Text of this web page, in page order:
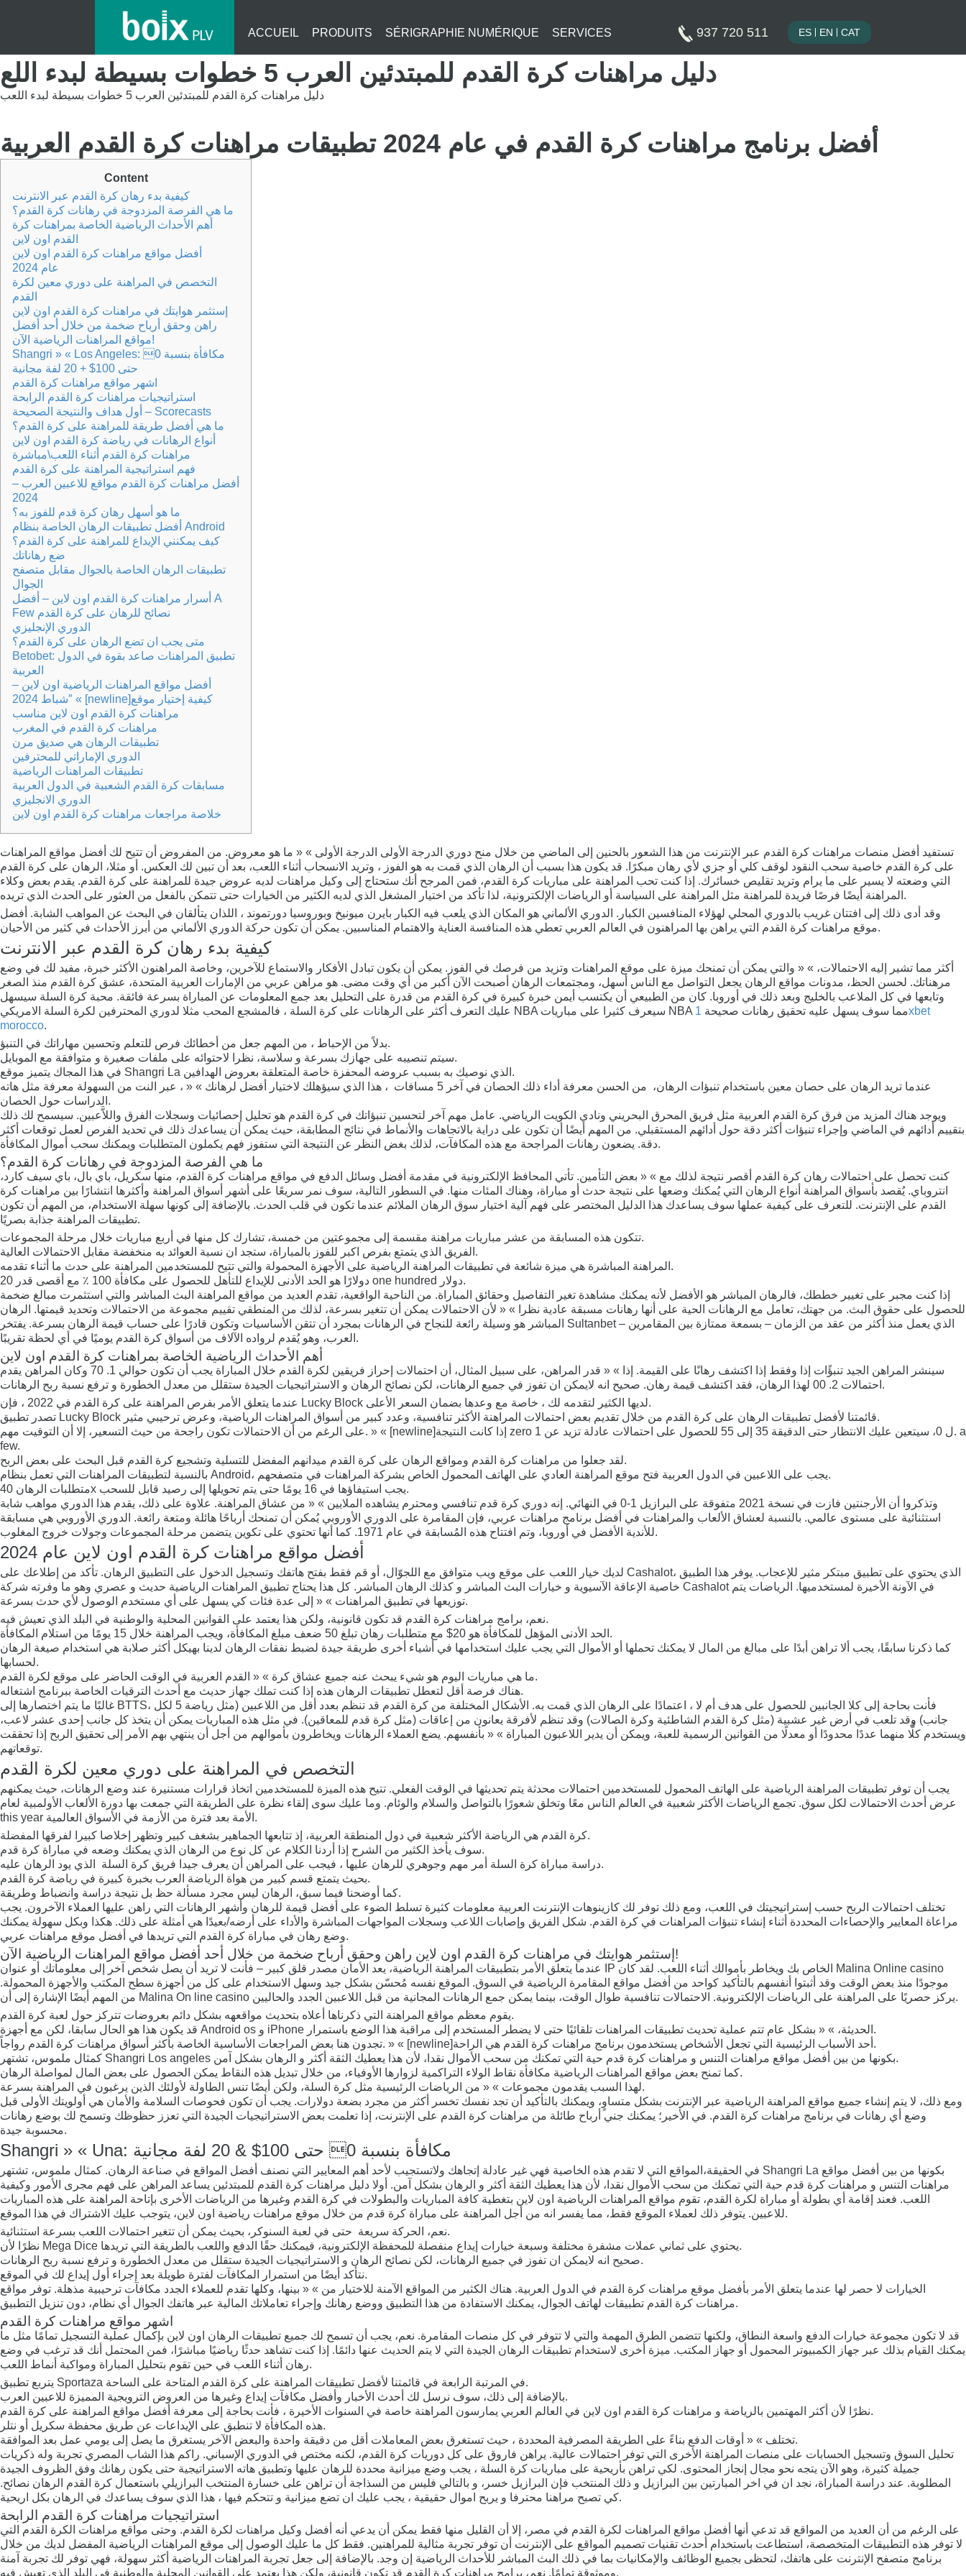
ACCUEIL PRODUITS SÉRIGRAPHIE NUMÉRIQUE SERVICES 937 720 511 ES EN CAT
دليل مراهنات كرة القدم للمبتدئين العرب 5 خطوات بسيطة لبدء اللع
دليل مراهنات كرة القدم للمبتدئين العرب 5 خطوات بسيطة لبدء اللعب
أفضل برنامج مراهنات كرة القدم في عام 2024 تطبيقات مراهنات كرة القدم العربية
Content
كيفية بدء رهان كرة القدم عبر الانترنت
ما هي الفرصة المزدوجة في رهانات كرة القدم؟
أهم الأحداث الرياضية الخاصة بمراهنات كرة
القدم اون لاين
أفضل مواقع مراهنات كرة القدم اون لاين
عام 2024
التخصص في المراهنة على دوري معين لكرة
القدم
إستثمر هوايتك في مراهنات كرة القدم اون لاين
راهن وحقق أرباح ضخمة من خلال أحد أفضل
مواقع المراهنات الرياضية الآن!
Shangri » « Los Angeles: مكافأة بنسبة 0
حتى 100$ + 20 لفة مجانية
اشهر مواقع مراهنات كرة القدم
استراتيجيات مراهنات كرة القدم الرابحة
أول هداف والنتيجة الصحيحة – Scorecasts
ما هي أفضل طريقة للمراهنة على كرة القدم؟
أنواع الرهانات في رياضة كرة القدم اون لاين
مراهنات كرة القدم أثناء اللعب\مباشرة
فهم استراتيجية المراهنة على كرة القدم
أفضل مراهنات كرة القدم مواقع للاعبين العرب –
2024
ما هو أسهل رهان كرة قدم للفوز به؟
أفضل تطبيقات الرهان الخاصة بنظام Android
كيف يمكنني الإيداع للمراهنة على كرة القدم؟
ضع رهاناتك
تطبيقات الرهان الخاصة بالجوال مقابل متصفح
الجوال
أسرار مراهنات كرة القدم اون لاين – أفضل A
Few نصائح للرهان على كرة القدم
الدوري الإنجليزي
متى يجب ان تضع الرهان على كرة القدم؟
Betobet: تطبيق المراهنات صاعد بقوة في الدول
العربية
أفضل مواقع المراهنات الرياضية اون لاين –
شباط 2024″ « [newline]كيفية إختيار موقع
مراهنات كرة القدم اون لاين مناسب
مراهنات كرة القدم في المغرب
تطبيقات الرهان هي صديق مرن
الدوري الإماراتي للمحترفين
تطبيقات المراهنات الرياضية
مسابقات كرة القدم الشعبية في الدول العربية
الدوري الانجليزي
خلاصة مراجعات مراهنات كرة القدم اون لاين
تستفيد أفضل منصات مراهنات كرة القدم عبر الإنترنت من هذا الشعور بالحنين إلى الماضي من خلال منح دوري الدرجة الأولى الدرجة الأولى » « ما هو معروض. من المفروض أن تتيح لك أفضل مواقع المراهنات
على كرة القدم خاصية سحب النقود لوقف كلي أو جزي لأي رهان مبكرًا. قد يكون هذا بسبب أن الرهان الذي قمت به هو الفوز ، وتريد الانسحاب أثناء اللعب، بعد أن تبين لك العكس. أو مثلا، الرهان على كرة القدم
التي وضعته لا يسير على ما يرام وتريد تقليص خسائرك. إذا كنت تحب المراهنة على مباريات كرة القدم، فمن المرجح أنك ستحتاج إلى وكيل مراهنات لديه عروض جيدة للمراهنة على كرة القدم. يقدم بعض وكلاء
المراهنة أيضًا فرصًا فريدة للمراهنة مثل المراهنة على السياسة أو الرياضات الإلكترونية، لذا تأكد من اختيار المشغل الذي لديه الكثير من الخيارات حتى تتمكن بالفعل من العثور على الحدث الذي تريده.
وقد أدى ذلك إلى افتتان غريب بالدوري المحلي لهؤلاء المنافسين الكبار. الدوري الألماني هو المكان الذي يلعب فيه الكبار بايرن ميونيخ وبوروسيا دورتموند ، اللذان يتألقان في البحث عن المواهب الشابة. أفضل
موقع مراهنات كرة القدم التي يراهن بها المراهنون في العالم العربي تعطي هذه المنافسة العناية والاهتمام المناسبين. يمكن أن تكون حركة الدوري الألماني من أبرز الأحداث في كثير من الأحيان.
كيفية بدء رهان كرة القدم عبر الانترنت
أكثر مما تشير إليه الاحتمالات، » « والتي يمكن أن تمنحك ميزة على موقع المراهنات وتزيد من فرصك في الفوز. يمكن أن يكون تبادل الأفكار والاستماع للآخرين، وخاصة المراهنون الأكثر خبرة، مفيد لك في وضع
مرهناتك. لحسن الحظ، مدونات مواقع الرهان يجعل التواصل مع الناس أسهل، ومجتمعات الرهان أصبحت الآن أكبر من أي وقت مضى. هو مراهن عربي من الإمارات العربية المتحدة، عشق كرة القدم منذ الصغر
وتابعها في كل الملاعب بالخليج وبعد ذلك في أوروبا. كان من الطبيعي أن يكتسب أيمن خبرة كبيرة في كرة القدم من قدرة على التحليل بعد جمع المعلومات عن المباراة بسرعة فائقة. محبة كرة السلة سيسهل
عليك التعرف أكثر على الرهانات على كرة السلة ، فالمشجع المحب مثلا لدوري المحترفين لكرة السلة الامريكي NBA سيعرف كثيرا على مباريات NBA مما سوف يسهل عليه تحقيق رهانات صحيحة 1xbet
morocco.
بدلاً من الإحباط ، من المهم جعل من أخطائك فرص للتعلم وتحسين مهاراتك في التنبؤ.
سيتم تنصيبه على جهازك بسرعة و سلاسة، نظرا لاحتوائه على ملفات صغيرة و متوافقة مع الموبايل.
في هذا المجاك يتميز موقع Shangri La الذي نوصيك به بسبب عروضه المحفزة خاصة المتعلقة بعروض الهدافين.
عندما تريد الرهان على حصان معين باستخدام تنبؤات الرهان، من الحسن معرفة أداء ذلك الحصان في آخر 5 مسافات ، هذا الذي سيؤهلك لاختيار أفضل لرهانك » « ، عبر النت من السهولة معرفة مثل هاته
الدراسات حول الحصان.
ويوجد هناك المزيد من فرق كرة القدم العربية مثل فريق المحرق البحريني ونادي الكويت الرياضي. عامل مهم آخر لتحسين تنبؤاتك في كرة القدم هو تحليل إحصائيات وسجلات الفرق واللاَّعبين. سيسمح لك ذلك
بتقييم أدائهم في الماضي وإجراء تنبؤات أكثر دقة حول أدائهم المستقبلي. من المهم أيضًا أن تكون على دراية بالاتجاهات والأنماط في نتائج المطابقة، حيث يمكن أن يساعدك ذلك في تحديد الفرص لعمل توقعات أكثر
دقة. يضعون رهانات المراجحة مع هذه المكافآت، لذلك بغض النظر عن النتيجة التي ستفوز فهم يكملون المتطلبات ويمكنك سحب أموال المكافأة.
ما هي الفرصة المزدوجة في رهانات كرة القدم؟
كنت تحصل على احتمالات رهان كرة القدم أقصر نتيجة لذلك مع » « بعض التأمين. تأتي المحافظ الإلكترونية في مقدمة أفضل وسائل الدفع في مواقع مراهنات كرة القدم، منها سكريل، باي بال، باي سيف كارد،
انتروباي. يُقصد بأسواق المراهنة أنواع الرهان التي يُمكنك وضعها على نتيجة حدث أو مباراة، وهناك المئات منها. في السطور التالية، سوف نمر سريعًا على أشهر أسواق المراهنة وأكثرها انتشارًا بين مراهنات كرة
القدم على الإنترنت. للتعرف على كيفية عملها سوف يساعدك هذا الدليل المختصر على فهم آلية اختيار سوق الرهان الملائم عندما تكون في قلب الحدث. بالإضافة إلى كونها سهلة الاستخدام، من المهم أن تكون
تطبيقات المراهنة جذابة بصريًا.
تتكون هذه المسابقة من عشر مباريات مراهنة مقسمة إلى مجموعتين من خمسة، تشارك كل منها في أربع مباريات خلال مرحلة المجموعات.
الفريق الذي يتمتع بفرص اكبر للفوز بالمباراة، ستجد ان نسبة العوائد به منخفضة مقابل الاحتمالات العالية.
المراهنة المباشرة هي ميزة شائعة في تطبيقات المراهنة الرياضية على الأجهزة المحمولة والتي تتيح للمستخدمين المراهنة على حدث ما أثناء تقدمه.
20 دولارًا هو الحد الأدنى للإيداع للتأهل للحصول على مكافأة 100 ٪ مع أقصى قدر one hundred دولار.
إذا كنت مجبر على تغيير خططك، فالرهان المباشر هو الأفضل لأنه يمكنك مشاهدة تغير التفاصيل وحقائق المباراة. من الناحية الواقعية، تقدم العديد من مواقع المراهنة البث المباشر والتي استثمرت مبالغ ضخمة
للحصول على حقوق البث. من جهتك، تعامل مع الرهانات الحية على أنها رهانات مسبقة عادية نظرا » « لأن الاحتمالات يمكن أن تتغير بسرعة، لذلك من المنطقي تقييم مجموعة من الاحتمالات وتحديد قيمتها. الرهان
المباشر هو وسيلة رائعة للنجاح في الرهانات بمجرد أن تتقن الأساسيات وتكون قادرًا على حساب قيمة الرهان بسرعة. يفتخر Sultanbet – الذي يعمل منذ أكثر من عقد من الزمان – بسمعة ممتازة بين المقامرين
العرب، وهو يُقدم لرواده الآلاف من أسواق كرة القدم يوميًا في أي لحظة تقريبًا.
أهم الأحداث الرياضية الخاصة بمراهنات كرة القدم اون لاين
سينشر المراهن الجيد تنبؤًات إذا وفقط إذا اكتشف رهانًا على القيمة. إذا » « قدر المراهن، على سبيل المثال، أن احتمالات إحراز فريقين لكرة القدم خلال المباراة يجب أن تكون حوالي 1. 70 وكان المراهن يقدم
احتمالات 2. 00 لهذا الرهان، فقد اكتشف قيمة رهان. صحيح انه لايمكن ان تفوز في جميع الرهانات، لكن نصائح الرهان و الاستراتيجيات الجيدة ستقلل من معدل الخطورة و ترفع نسبة ربح الرهانات.
عندما يتعلق الأمر بفرص المراهنة على كرة القدم في 2022 ، فإن Lucky Block لديها الكثير لتقدمه لك ، خاصة مع وعدها بضمان السعر الأعلى.
تصدر تطبيق Lucky Block قائمتنا لأفضل تطبيقات الرهان على كرة القدم من خلال تقديم بعض احتمالات المراهنة الأكثر تنافسية، وعدد كبير من أسواق المراهنات الرياضية، وعرض ترحيبي مثير.
على الرغم من أن الاحتمالات تكون راجحة من حيث التسعير، إلا أن التوقيت مهم. » « [newline]إذا كانت النتيجة zero ل 0، سيتعين عليك الانتظار حتى الدقيقة 35 إلى 55 للحصول على احتمالات عادلة تزيد عن 1. a
few.
لقد جعلوا من مراهنات كرة القدم ومواقع الرهان على كرة القدم ميدانهم المفضل للتسلية وتشجيع كرة القدم قبل البحث على بعض الربح.
بالنسبة لتطبيقات المراهنات التي تعمل بنظام Android، يجب على اللاعبين في الدول العربية فتح موقع المراهنة العادي على الهاتف المحمول الخاص بشركة المراهنات في متصفحهم.
متطلبات الرهان 40x يجب استيفاؤها في 16 يومًا حتى يتم تحويلها إلى رصيد قابل للسحب.
وتذكروا أن الأرجنتين فازت في نسخة 2021 متفوقة على البرازيل 1-0 في النهائي. إنه دوري كرة قدم تنافسي ومحترم يشاهده الملايين » « من عشاق المراهنة. علاوة على ذلك، يقدم هذا الدوري مواهب شابة
استثنائية على مستوى عالمي. بالنسبة لعشاق الألعاب والمراهنات في أفضل برنامج مراهنات عربي، فإن المقامرة على الدوري الأوروبي يُمكن أن تمنحك أرباحًا هائلة ومتعة رائعة. الدوري الأوروبي هي مسابقة
للأندية الأفضل في أوروبا، وتم افتتاح هذه المُسابقة في عام 1971. كما أنها تحتوي على تكوين يتضمن مرحلة المجموعات وجولات خروج المغلوب.
أفضل مواقع مراهنات كرة القدم اون لاين عام 2024
لديك خيار اللعب على موقع ويب متوافق مع اللجوّال، أو قم فقط بفتح هاتفك وتسجيل الدخول على التطبيق الرهان. تأكد من إطلاعك على Cashalot، الذي يحتوي على تطبيق مبتكر مثير للإعجاب. يوفر هذا الطبيق
خاصية الإعاقة الآسيوية و خيارات البث المباشر و كذلك الرهان المباشر. كل هذا يحتاج تطبيق المراهنات الرياضية حديث و عصري وهو ما وفرته شركة Cashalot في الآونة الأخيرة لمستخدميها. الرياضات يتم
توزيعها في تطبيق المراهنات » « إلى عدة فئات كي يسهل على أي مستخدم الوصول لأي حدث بسرعة.
نعم، برامج مراهنات كرة القدم قد تكون قانونية، ولكن هذا يعتمد على القوانين المحلية والوطنية في البلد الذي تعيش فيه.
الحد الأدنى المؤهل للمكافأة هو 20$ مع متطلبات رهان تبلغ 50 ضعف مبلغ المكافأة، ويجب المراهنة خلال 15 يومًا من استلام المكافأة.
كما ذكرنا سابقًا، يجب ألا تراهن أبدًا على مبالغ من المال لا يمكنك تحملها أو الأموال التي يجب عليك استخدامها في أشياء أخرى طريقة جيدة لضبط نفقات الرهان لدينا بهيكل أكثر صلابة هي استخدام صيغة الرهان
لحسابها.
ما هي مباريات اليوم هو شيء يبحث عنه جميع عشاق كرة » « القدم العربية في الوقت الحاضر على موقع لكرة القدم.
هناك فرصة أقل لتعطل تطبيقات الرهان هذه إذا كنت تملك جهاز حديث مع أحدث الترقيات الخاصة ببرنامج اشتغاله.
غالبًا ما يتم اختصارها إلى BTTS، فأنت بحاجة إلى كلا الجانبين للحصول على هدف أم لا ، اعتمادًا على الرهان الذي قمت به. الأشكال المختلفة من كرة القدم قد تنظم بعدد أقل من اللاعبين (مثل رياضة 5 لكل
جانب) وقد تلعب في أرض غير عشبية (مثل كرة القدم الشاطئية وكرة الصالات) وقد تنظم لأفرقة يعانون من إعاقات (مثل كرة قدم للمعاقين). في مثل هذه المباريات يمكن أن يتخذ كل جانب إحدى عشر لاعب،
ويستخدم كلًّا منهما عددًا محدودًا أو معدلًا من القوانين الرسمية للعبة، ويمكن أن يدير اللاعبون المباراة » « بأنفسهم. يضع العملاء الرهانات ويخاطرون بأموالهم من أجل أن ينتهي بهم الأمر إلى تحقيق الربح إذا تحققت
توقعاتهم.
التخصص في المراهنة على دوري معين لكرة القدم
يجب أن توفر تطبيقات المراهنة الرياضية على الهاتف المحمول للمستخدمين احتمالات محدثة يتم تحديثها في الوقت الفعلي. تتيح هذه الميزة للمستخدمين اتخاذ قرارات مستنيرة عند وضع الرهانات، حيث يمكنهم
عرض أحدث الاحتمالات لكل سوق. تجمع الرياضات الأكثر شعبية في العالم الناس معًا وتخلق شعورًا بالتواصل والسلام والوئام. وما عليك سوى إلقاء نظرة على الطريقة التي جمعت بها دورة الألعاب الأولمبية لعام
this year الأمة بعد فترة من الأزمة في الأسواق العالمية.
كرة القدم هي الرياضة الأكثر شعبية في دول المنطقة العربية، إذ تتابعها الجماهير بشغف كبير وتظهر إخلاصا كبيرا لفرقها المفضلة.
سوف يأخذ الكثير من الشرح إذا أردنا الكلام عن كل نوع من الرهان الذي يمكنك وضعه في مباراة كرة قدم.
دراسة مباراة كرة السلة أمر مهم وجوهري للرهان عليها ، فيجب على المراهن أن يعرف جيدا فريق كرة السلة الذي يود الرهان عليه.
بحيث يتمتع قسم كبير من هواة الرياضة العرب بخبرة كبيرة في رياضة كرة القدم.
كما أوضحنا فيما سبق، الرهان ليس مجرد مسألة حظ بل نتيجة دراسة وانضباط وطريقة.
تختلف احتمالات الربح حسب إستراتيجيتك في اللعب، ومع ذلك توفر لك كازينوهات الإنترنت العربية معلومات كثيرة تسلط الضوء على أفضل قيمة للرهان وأشهر الرهانات التي راهن عليها العملاء الآخرون. يجب
مراعاة المعايير والإحصاءات المحددة أثناء إنشاء تنبؤات المراهنات في كرة القدم. شكل الفريق وإصابات اللاعب وسجلات المواجهات المباشرة والأداء على أرضه/بعيدًا هي أمثلة على ذلك. هكذا وبكل سهولة يمكنك
وضع رهان في مباراة كرة القدم التي تريدها في أفضل موقع مراهنات عربي.
إستثمر هوايتك في مراهنات كرة القدم اون لاين راهن وحقق أرباح ضخمة من خلال أحد أفضل مواقع المراهنات الرياضية الآن!
عندما يتعلق الأمر بتطبيقات المراهنة الرياضية، يعد الأمان مصدر قلق كبير – فأنت لا تريد أن يصل شخص آخر إلى معلوماتك أو عنوان IP الخاص بك ويخاطر بأموالك أثناء اللعب. لقد كان Malina Online casino
موجودًا منذ بعض الوقت وقد أثبتوا أنفسهم بالتأكيد كواحد من أفضل مواقع المقامرة الرياضية في السوق. الموقع نفسه مُحسّن بشكل جيد وسهل الاستخدام على كل من أجهزة سطح المكتب والأجهزة المحمولة.
من المهم أيضًا الإشارة إلى أن Malina On line casino يركز حصريًا على المراهنة على الرياضات الإلكترونية. الاحتمالات تنافسية طوال الوقت، بينما يمكن جمع الرهانات المجانية من قبل اللاعبين الجدد والحاليين.
يقوم معظم مواقع المراهنة التي ذكرناها أعلاه بتحديث مواقعهه بشكل دائم بعروضات تتركز حول لعبة كرة القدم.
قد يكون هذا هو الحال سابقا، لكن مع أجهزة Android os و iPhone الحديثة، » « بشكل عام تتم عملية تحديث تطبيقات المراهنات تلقائيًا حتى لا يضطر المستخدم إلى مراقبة هذا الوضع باستمرار.
تجدون هنا بعض المراجعات الأساسية الخاصة بأكثر أسواق مراهنات كرة القدم رواجاً. » « [newline]أحد الأسباب الرئيسية التي تجعل الأشخاص يستخدمون برنامج مراهنات كرة القدم هي الراحة.
كمثال ملموس، تشتهر Shangri Los angeles بكونها من بين أفضل مواقع مراهنات التنس و مراهنات كرة قدم حية التي تمكنك من سحب الأموال نقدا، لأن هذا يعطيك الثقة أكثر و الرهان بشكل آمن.
كما تمنح بعض مواقع المراهنات الرياضية مكافأة نقاط الولاء التراكمية لزوارها الأوفياء، من خلال تبديل هذه النقاط يمكن الحصول على بعض المال لمواصلة الرهان.
لهذا السبب يقدمون مجموعات » « من الرياضات الرئيسية مثل كرة السلة، ولكن أيضًا تنس الطاولة لأولئك الذين يرغبون في المراهنة بسرعة.
ومع ذلك، لا يتم إنشاء جميع مواقع المراهنة الرياضية عبر الإنترنت بشكل متساوٍ، ويمكنك بالتأكيد أن تجد نفسك تخسر أكثر من مجرد بضعة دولارات. يجب أن تكون فحوصات السلامة والأمان هي أولويتك الأولى قبل
وضع أي رهانات في برنامج مراهنات كرة القدم. في الأخير؛ يمكنك جني أرباح طائلة من مراهنات كرة القدم على الإنترنت، إذا تعلمت بعض الاستراتيجيات الجيدة التي تعزز حظوظك وتسمح لك بوضع رهانات
محسوبة جيدة.
Shangri » « Una: مكافأة بنسبة 0 حتى 100$ & 20 لفة مجانية
في الحقيقة،المواقع التي لا تقدم هذه الخاصية فهي غير عادلة إتجاهك ولاتستجيب لأحد أهم المعايير التي نصنف أفضل المواقع في صناعة الرهان. كمثال ملموس، تشتهر Shangri La بكونها من بين أفضل مواقع
مراهنات التنس و مراهنات كرة قدم حية التي تمكنك من سحب الأموال نقدا، لأن هذا يعطيك الثقة أكثر و الرهان بشكل آمن. أولا دليل مراهنات كرة القدم للمبتدئين يساعد المراهن على فهم مجرى الأمور وكيفية
اللعب. فعند إقامة أي بطولة أو مباراة لكرة القدم، تقوم مواقع المراهنات الرياضية اون لاين بتغطية كافة المباريات والبطولات في كرة القدم وغيرها من الرياضات الأخرى بإتاحة المراهنة على هذه المباريات
للاعبين. يتوفر ذلك لعملاء الموقع فقط، مما يفسر انه من أجل المراهنة على مباراة كرة قدم من خلال موقع مراهنات رياضية اون لاين، يتوجب عليك الاشتراك في هذا الموقع.
نعم، الحركة سريعة حتى في لعبة السنوكر، بحيث يمكن أن تتغير احتمالات اللعب بسرعة استثنائية.
نظرًا لأن Mega Dice يحتوي على ثماني عملات مشفرة مختلفة وسبعة خيارات إيداع منفصلة للمحفظة الإلكترونية، فيمكنك حقًا الدفع واللعب بالطريقة التي تريدها.
صحيح انه لايمكن ان تفوز في جميع الرهانات، لكن نصائح الرهان و الاستراتيجيات الجيدة ستقلل من معدل الخطورة و ترفع نسبة ربح الرهانات.
نتأكد أيضًا من استمرار المكافآت لفترة طويلة بعد إجراء أول إيداع لك في الموقع.
الخيارات لا حصر لها عندما يتعلق الأمر بأفضل موقع مراهنات كرة القدم في الدول العربية. هناك الكثير من المواقع الآمنة للاختيار من » « بينها، وكلها تقدم للعملاء الجدد مكافآت ترحيبية مذهلة. توفر مواقع
مراهنات كرة القدم تطبيقات لهاتف الجوال، يمكنك الاستفادة من هذا التطبيق ووضع رهانك وإجراء تعاملاتك المالية عبر هاتفك الجوال أي نظام، دون تنزيل التطبيق.
اشهر مواقع مراهنات كرة القدم
قد لا تكون مجموعة خيارات الدفع واسعة النطاق، ولكنها تتضمن الطرق المهمة والتي لا تتوفر في كل منصات المقامرة. نعم، يجب أن تسمح لك جميع تطبيقات الرهان اون لاين بإكمال عملية التسجيل تمامًا مثل ما
يمكنك القيام بذلك عبر جهاز الكمبيوتر المحمول أو جهاز المكتب. ميزة أخرى لاستخدام تطبيقات الرهان الجيدة التي لا يتم الحديث عنها دائمًا. إذا كنت تشاهد حدثًا رياضيًا مباشرًا، فمن المحتمل أنك قد ترغب في وضع
رهان أثناء اللعب في حين تقوم بتحليل المباراة ومواكبة أنماط اللعب.
يتربع تطبيق Sportaza في المرتبة الرابعة في قائمتنا لأفضل تطبيقات المراهنة على كرة القدم المتاحة على الساحة.
بالإضافة إلى ذلك، سوف نرسل لك أحدث الأخبار وأفضل مكافآت إيداع وغيرها من العروض الترويجية المميزة للاعبين العرب.
نظرًا لأن أكثر المهتمين بالرياضة و مراهنات كرة القدم اون لاين في العالم العربي يمارسون المراهنة خاصة في السنوات الأخيرة ، فأنت بحاجة إلى معرفة أفضل مواقع المراهنة على كرة القدم.
هذه المكافأة لا تنطبق على الإيداعات عن طريق محفظة سكريل أو نتلر.
تختلف » « أوقات الدفع بناءً على الطريقة المصرفية المحددة ، حيث تستغرق بعض المعاملات أقل من دقيقة واحدة والبعض الآخر يستغرق ما يصل إلى يومي عمل بعد الموافقة.
تحليل السوق وتسجيل الحسابات على منصات المراهنة الأخرى التي توفر احتمالات عالية. يراهن فاروق على كل دوريات كرة القدم، لكنه مختص في الدوري الإسباني. راكم هذا الشاب المصري تجربة وله ذكريات
جميلة كثيرة، وهو الآن يتجه نحو مجال إنجاز المحتوى. لكي تراهن بأريحية على مباريات كرة السلة ، يجب وضع ميزانية محددة للرهان عليها وتطبيق هاته الاستراتيجية حتى يكون رهانك وفق الظروف الجيدة
المطلوبة. عند دراسة المباراة، نجد ان في اخر المبارتين بين البرازيل و ذلك المنتخب فإن البرازيل خسر، و بالتالي فليس من السذاجة أن تراهن على خسارة المنتخب البرازيلي باستعمال كرة القدم الرهان نصائح.
كي تصبح مراهنا محترفا و يربح اموال حقيقية ، يجب عليك ان تضع ميزانية و تتحكم فيها ، هذا الذي سوف يساعدك في الرهان بكل اريحية.
استراتيجيات مراهنات كرة القدم الرابحة
على الرغم من أن العديد من المواقع قد تدعي أنها أفضل مواقع المراهنات لكرة القدم في مصر، إلا أن القليل منها فقط يمكن أن يدعي أنه أفضل وكيل مراهنات لكرة القدم. وحتى مواقع مراهنات الكرة القدم التي
لا توفر هذه التطبيقات المتخصصة، استطاعت باستخدام أحدث تقنيات تصميم المواقع على الإنترنت أن توفر تجربة مثالية للمراهنين. فقط كل ما عليك الوصول إلى موقع المراهنات الرياضية المفضل لديك من خلال
برنامج متصفح الإنترنت على هاتفك، لتحظى بجميع الوظائف والإمكانيات بما في ذلك البث المباشر للأحداث الرياضية إن وجد. بالإضافة إلى جعل تجربة المراهنات الرياضية أكثر سهولة، فهي توفر لك تجربة آمنة
وموثوقة تمامًا. نعم، برامج مراهنات كرة القدم قد تكون قانونية، ولكن هذا يعتمد على القوانين المحلية والوطنية في البلد الذي تعيش فيه.